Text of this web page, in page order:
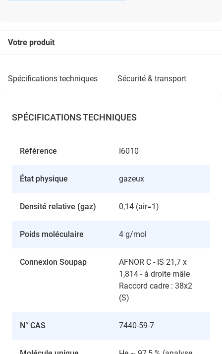
Votre produit
spécifications techniques sécurité & transport
SPÉCIFICATIONS TECHNIQUES
Référence I6010
État physique gazeux
Densité relative (gaz) 0,14 (air=1)
Poids moléculaire 4 g/mol
Connexion Soupap
AFNOR C - IS 21,7 x
1,814 - à droite mâle
Raccord cadre : 38x2
(S)
N° CAS 7440-59-7